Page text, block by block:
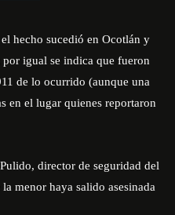
hecho sucedió en Ocotlán y
igual se indica que fueron
de lo ocurrido (aunque una
en el lugar quienes reportaron
director de seguridad del
menor haya salido asesinada